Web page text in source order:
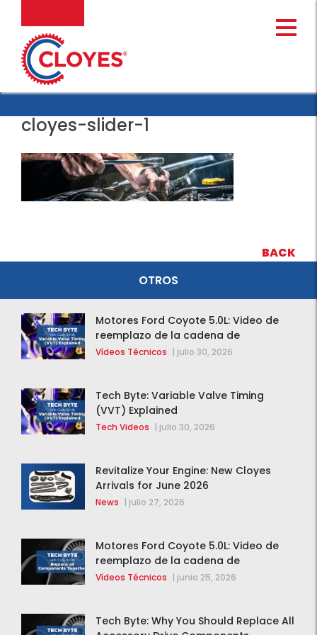
contenido
cloyes-slider-1
BACK
OTROS
Motores Ford Coyote 5.0L: Video de
reemplazo de la cadena de
distribución de la F-150 2015 – 2020
Vídeos Técnicos | julio 30, 2026
Tech Byte: Variable Valve Timing
(VVT) Explained
Tech Videos | julio 30, 2026
Revitalize Your Engine: New Cloyes
Arrivals for June 2026
News | julio 27, 2026
Motores Ford Coyote 5.0L: Video de
reemplazo de la cadena de
distribución de la F-150 2015 – 2020
Vídeos Técnicos | junio 25, 2026
Tech Byte: Why You Should Replace All